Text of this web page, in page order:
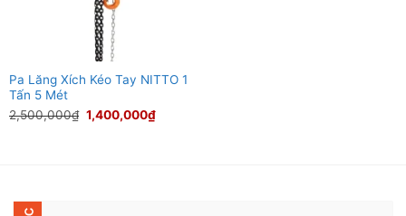
Pa Lăng Xích Kéo Tay NITTO 1
Tấn 5 Mét
2,500,000₫ Giá
gốc
1,400,000₫Giá